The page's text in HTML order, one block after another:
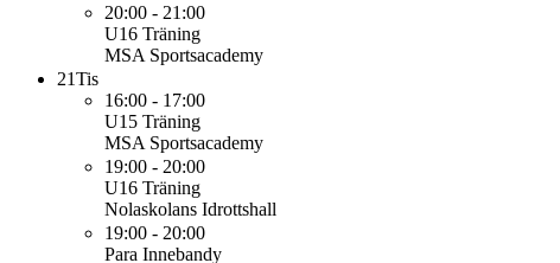
20:00 - 21:00
U16 Träning
MSA Sportsacademy
21Tis
16:00 - 17:00
U15 Träning
MSA Sportsacademy
19:00 - 20:00
U16 Träning
Nolaskolans Idrottshall
19:00 - 20:00
Para Innebandy